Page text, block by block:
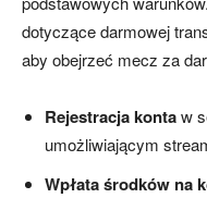
dotyczące darmowej
aby obejrzeć mecz za
Rejestracja kontaw
umożliwiającym
Wpłata środków na